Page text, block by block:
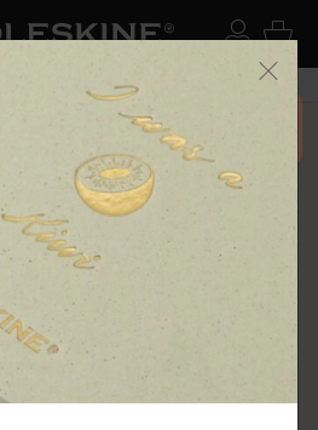
の切替 ログ
ドなど) カ
のご購入で送料無料 メニ
レクション